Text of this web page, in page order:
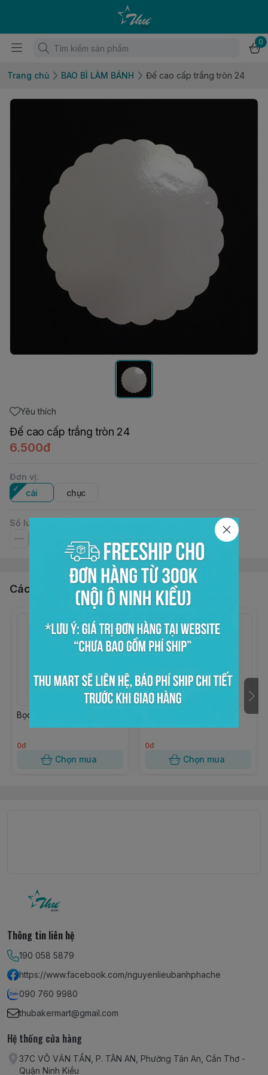
0
Trang chủ BAO BÌ LÀM BÁNH Đế cao cấp trắng tròn 24
Yêu thích
Đế cao cấp trắng tròn 24
6.500đ
Đơn vị:
cái
chục
Số lượng
Các sản phẩm, dịch vụ khác
Bọc kiếng trong 15x20
0đ
Chọn mua
0đ
Chọn mua
Thông tin liên hệ
190 058 5879
https://www.facebook.com/nguyenlieubanhphache
090 760 9980
thubakermart@gmail.com
Hệ thống cửa hàng
37C VÕ VĂN TẦN, P. TÂN AN, Phường Tân An, Cần Thơ -
Quận Ninh Kiều